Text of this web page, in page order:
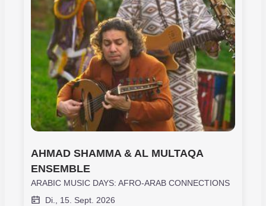
AHMAD SHAMMA & AL MULTAQA
ENSEMBLE
ARABIC MUSIC DAYS: AFRO-ARAB CONNECTIONS
Di., 15. Sept. 2026